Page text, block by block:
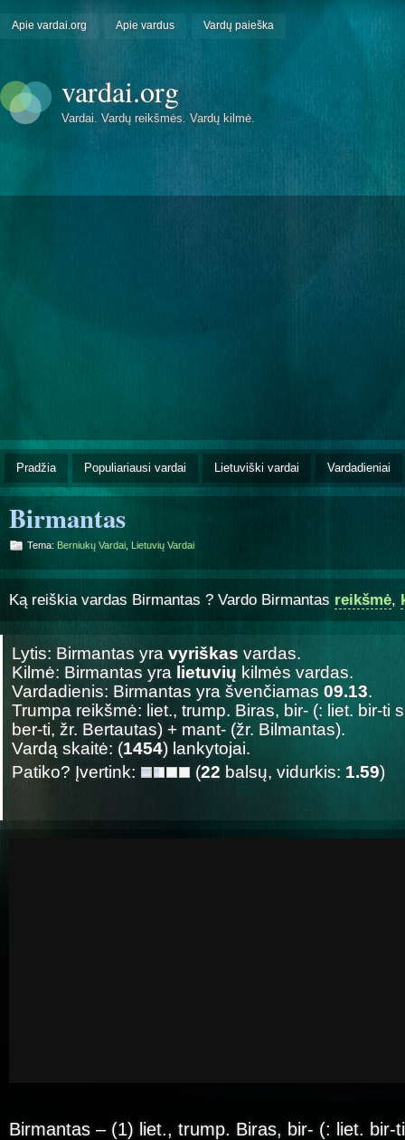
Apie vardai.org Apie vardus Vardų paieška
vardai.org
Vardai. Vardų reikšmės. Vardų kilmė.
Pradžia Populiariausi vardai Lietuviški vardai Vardadieniai
Birmantas
Tema: Berniukų Vardai Lietuvių Vardai
Ką reiškia vardas Birmantas ? Vardo Birmantas reikšmė,
Lytis: Birmantas yra vyriškas vardas.
Kilmė: Birmantas yra lietuvių kilmės vardas.
Vardadienis: Birmantas yra švenčiamas 09.13.
Trumpa reikšmė: liet., trump. Biras, bir- (: liet. bir-ti
ber-ti, žr. Bertautas) + mant- (žr. Bilmantas).
Vardą skaitė: (1454) lankytojai.
Patiko? Įvertink:
(22 balsų, vidurkis: 1.59)
Birmantas – (1) liet., trump. Biras, bir- (: liet. bir-